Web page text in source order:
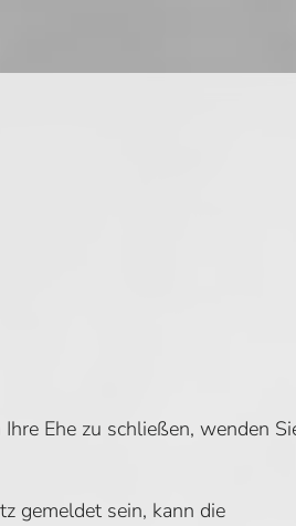
Ehe zu schließen, wenden
gemeldet sein, kann die